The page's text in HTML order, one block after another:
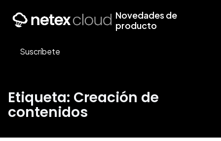
Novedades de
producto
Suscríbete
Etiqueta: Creación de
contenidos